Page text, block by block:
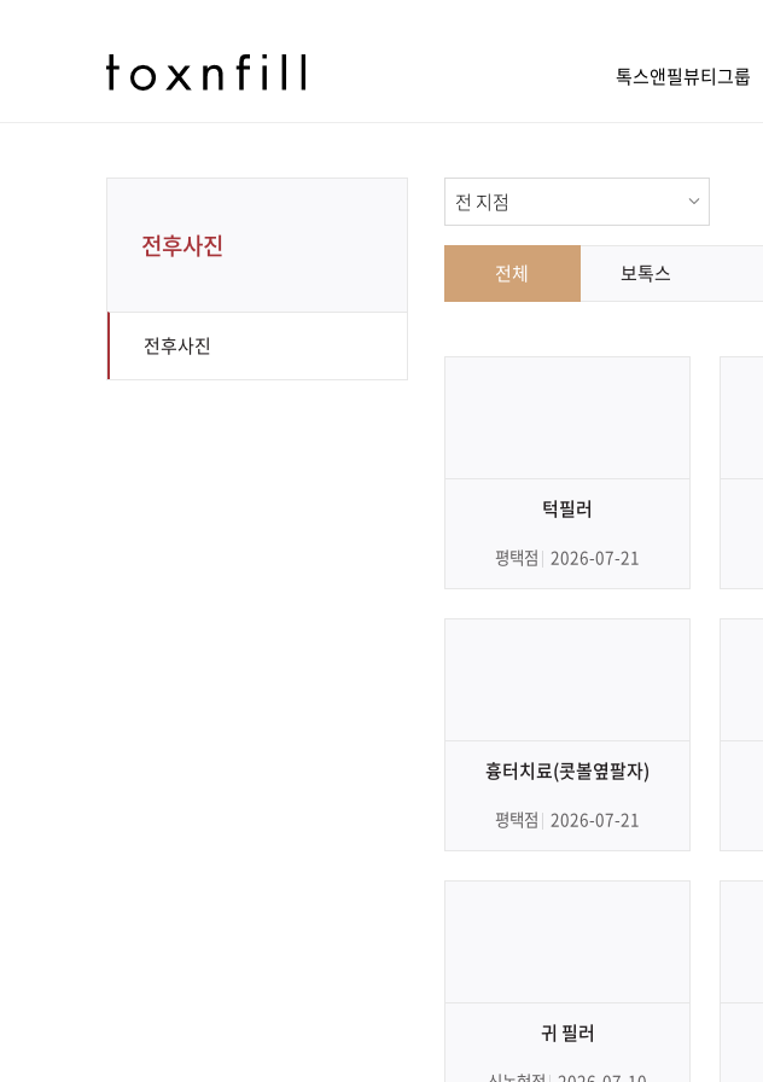
톡스앤필뷰티그룹
전후사진
전후사진
전체 보톡스
턱필러
평택점 2026-07-21
흉터치료(콧볼옆팔자)
평택점 2026-07-21
귀 필러